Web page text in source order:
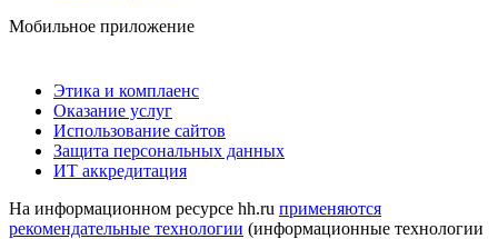
Мобильное приложение
Этика и комплаенс
Оказание услуг
Использование сайтов
Защита персональных данных
ИТ аккредитация
На информационном ресурсе hh.ru применяются
рекомендательные технологии (информационные технологии